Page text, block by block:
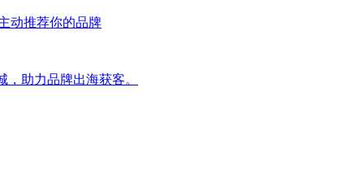
动推荐你的品牌
助力品牌出海获客。